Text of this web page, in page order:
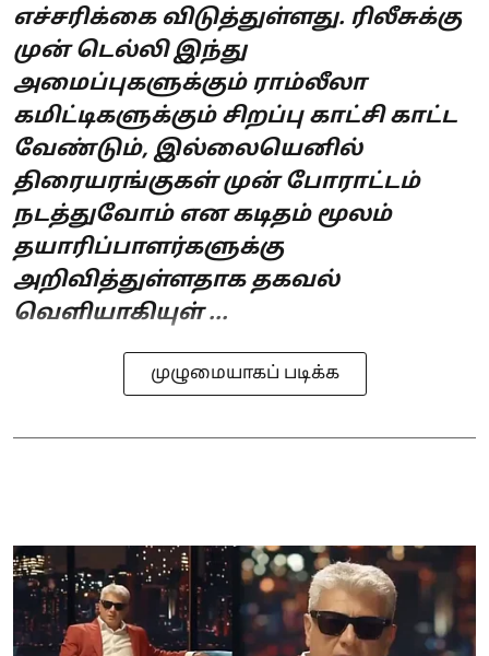
எச்சரிக்கை விடுத்துள்ளது. ரிலீசுக்கு
முன் டெல்லி இந்து
அமைப்புகளுக்கும் ராம்லீலா
கமிட்டிகளுக்கும் சிறப்பு காட்சி காட்ட
வேண்டும், இல்லையெனில்
திரையரங்குகள் முன் போராட்டம்
நடத்துவோம் என கடிதம் மூலம்
தயாரிப்பாளர்களுக்கு
அறிவித்துள்ளதாக தகவல்
வெளியாகியுள் ...
முழுமையாகப் படிக்க